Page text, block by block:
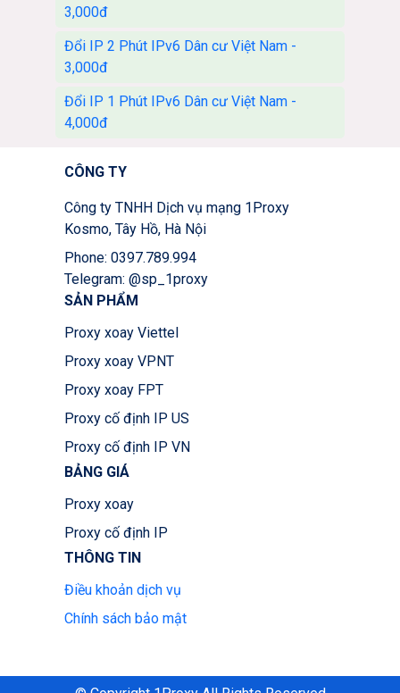
3,000đ
Đổi IP 2 Phút IPv6 Dân cư Việt Nam -
3,000đ
Đổi IP 1 Phút IPv6 Dân cư Việt Nam -
4,000đ
CÔNG TY
Công ty TNHH Dịch vụ mạng 1Proxy
Kosmo, Tây Hồ, Hà Nội
Phone: 0397.789.994
Telegram: @sp_1proxy
SẢN PHẨM
Proxy xoay Viettel
Proxy xoay VPNT
Proxy xoay FPT
Proxy cố định IP US
Proxy cố định IP VN
BẢNG GIÁ
Proxy xoay
Proxy cố định IP
THÔNG TIN
Điều khoản dịch vụ
Chính sách bảo mật